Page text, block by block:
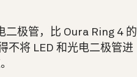
二极管，比 Oura Ring 4 的
不将 LED 和光电二极管进